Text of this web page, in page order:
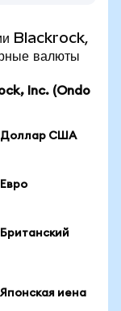
Blackrock,
валюты
Inc. (Ondo
Доллар США
иена